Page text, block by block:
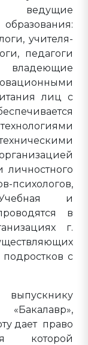
ведущие
учителя-
педагоги
лиц с
личностного
психологов,
и
в
г.
с
дает право
которой